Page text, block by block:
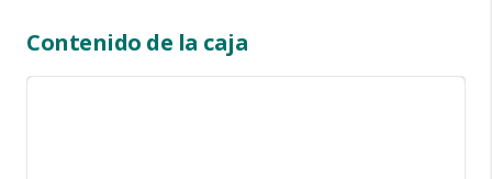
Contenido de la caja